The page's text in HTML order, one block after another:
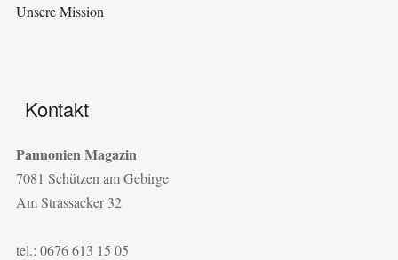
Unsere Mission
Kontakt
Pannonien Magazin
7081 Schützen am Gebirge
Am Strassacker 32
tel.: 0676 613 15 05